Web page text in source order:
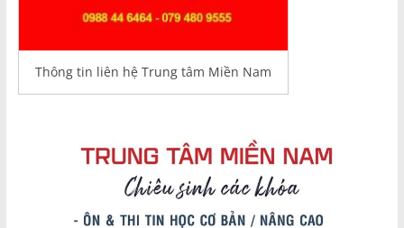
Thông tin liên hệ Trung tâm Miền Nam